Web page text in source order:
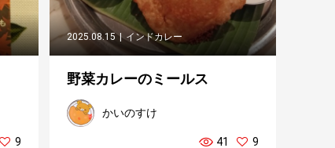
9
2025.08.15 インドカレー
野菜カレーのミールス
かいのすけ
41 9